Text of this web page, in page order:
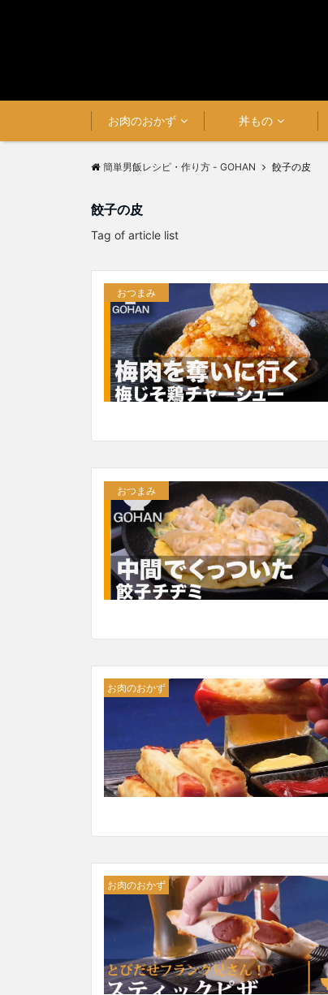
お肉のおかず 丼もの
簡単男飯レシピ・作り方 - GOHAN 餃子の皮
餃子の皮
Tag of article list
おつまみ
おつまみ
お肉のおかず
お肉のおかず